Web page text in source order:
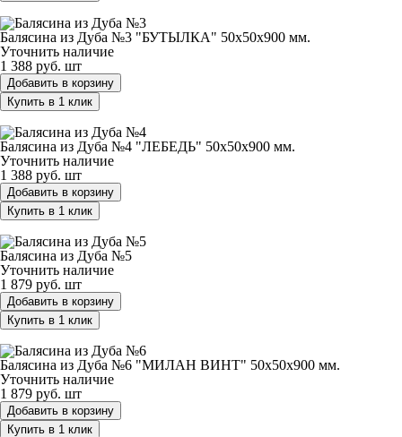
Балясина из Дуба №3 "БУТЫЛКА" 50х50х900 мм.
Уточнить наличие
1 388 руб. шт
Добавить в корзину
Купить в 1 клик
Балясина из Дуба №4 "ЛЕБЕДЬ" 50х50х900 мм.
Уточнить наличие
1 388 руб. шт
Добавить в корзину
Купить в 1 клик
Балясина из Дуба №5
Уточнить наличие
1 879 руб. шт
Добавить в корзину
Купить в 1 клик
Балясина из Дуба №6 "МИЛАН ВИНТ" 50х50х900 мм.
Уточнить наличие
1 879 руб. шт
Добавить в корзину
Купить в 1 клик